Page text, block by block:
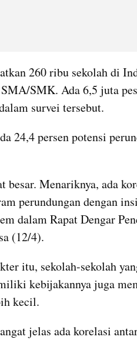
260 ribu sekolah di
SMK. Ada 6,5 juta
survei tersebut.
24,4 persen potensi
besar. Menariknya, ada
perundungan dengan
dalam Rapat Dengar
(12/4).
itu, sekolah-sekolah
kebijakannya juga
kecil.
jelas ada korelasi